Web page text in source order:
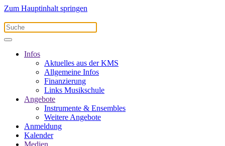
Zum Hauptinhalt springen
Infos
Aktuelles aus der KMS
Allgemeine Infos
Finanzierung
Links Musikschule
Angebote
Instrumente & Ensembles
Weitere Angebote
Anmeldung
Kalender
Medien